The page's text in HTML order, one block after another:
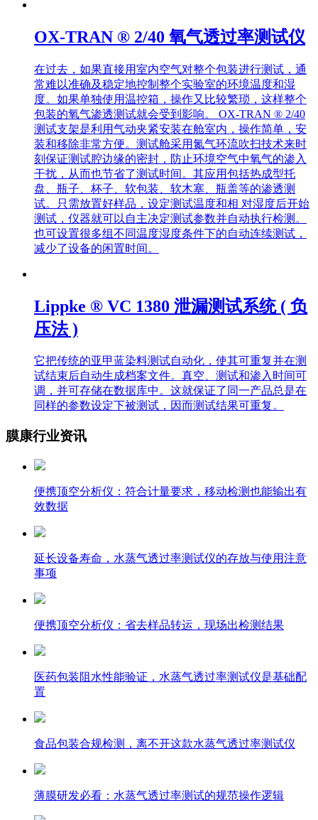
OX-TRAN ® 2/40 氧气透过率测试仪
在过去，如果直接用室内空气对整个包装进行测试，通
常难以准确及稳定地控制整个实验室的环境温度和湿
度。如果单独使用温控箱，操作又比较繁琐，这样整个
包装的氧气渗透测试就会受到影响。 OX-TRAN ® 2/40
测试支架是利用气动夹紧安装在舱室内，操作简单，安
装和移除非常方便。测试舱采用氮气环流吹扫技术来时
刻保证测试腔边缘的密封，防止环境空气中氧气的渗入
干扰，从而也节省了测试时间。其应用包括热成型托
盘、瓶子、杯子、软包装、软木塞、瓶盖等的渗透测
试。只需放置好样品，设定测试温度和相 对湿度后开始
测试，仪器就可以自主决定测试参数并自动执行检测。
也可设置很多组不同温度湿度条件下的自动连续测试，
减少了设备的闲置时间。
Lippke ® VC 1380 泄漏测试系统 ( 负
压法 )
它把传统的亚甲蓝染料测试自动化，使其可重复并在测
试结束后自动生成档案文件。真空、测试和渗入时间可
调，并可存储在数据库中。这就保证了同一产品总是在
同样的参数设定下被测试，因而测试结果可重复。
膜康行业资讯
便携顶空分析仪：符合计量要求，移动检测也能输出有
效数据
延长设备寿命，水蒸气透过率测试仪的存放与使用注意
事项
便携顶空分析仪：省去样品转运，现场出检测结果
医药包装阻水性能验证，水蒸气透过率测试仪是基础配
置
食品包装合规检测，离不开这款水蒸气透过率测试仪
薄膜研发必看：水蒸气透过率测试的规范操作逻辑